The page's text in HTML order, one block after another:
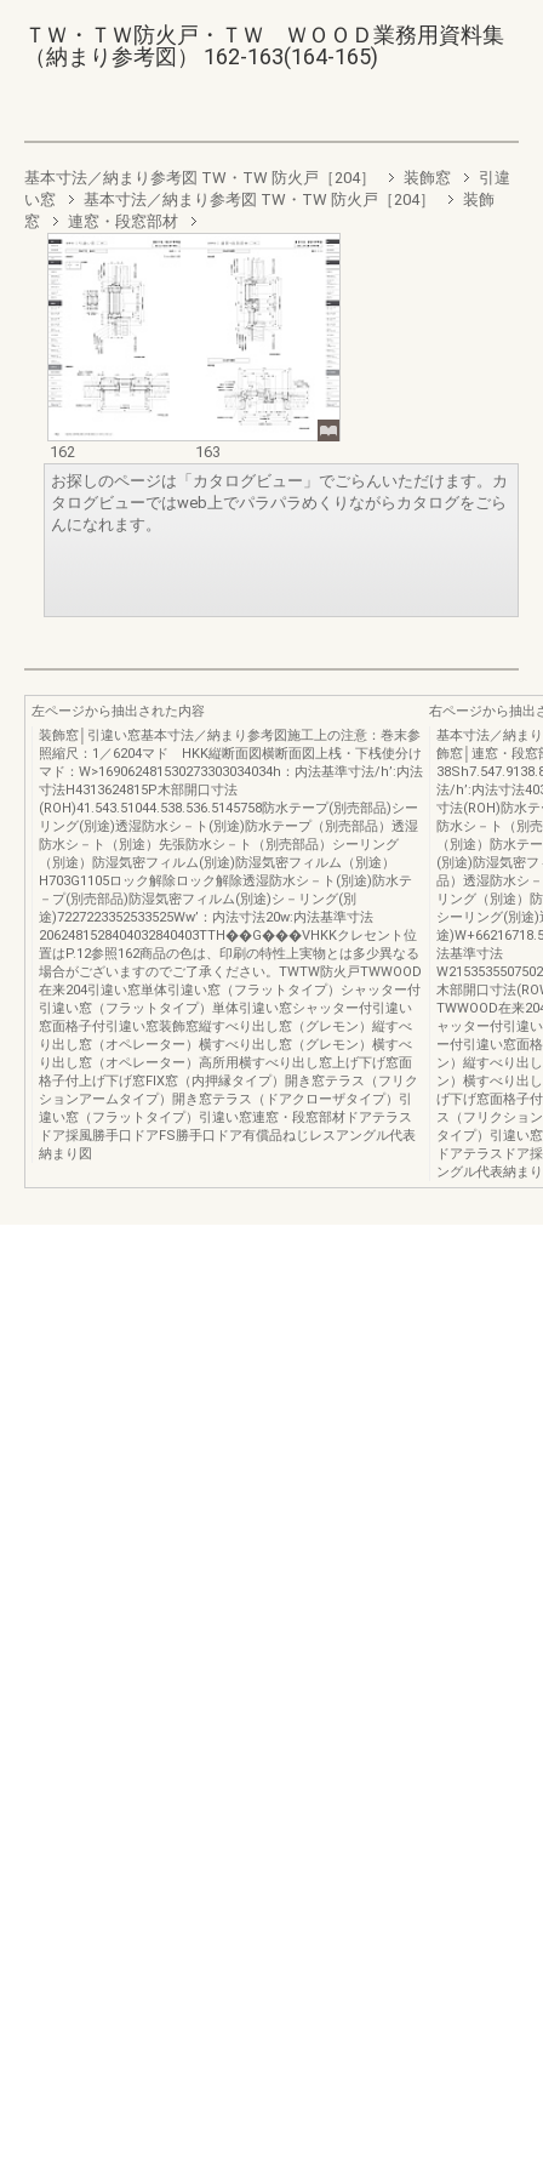
ＴＷ・ＴＷ防火戸・ＴＷ ＷＯＯＤ業務用資料集
（納まり参考図） 162-163(164-165)
基本寸法／納まり参考図 TW・TW 防火戸［204］ 装飾窓
引違
い窓
基本寸法／納まり参考図 TW・TW 防火戸［204］
装飾
窓
連窓・段窓部材
162
163
お探しのページは「カタログビュー」でごらんいただけます。カ
タログビューではweb上でパラパラめくりながらカタログをごら
んになれます。
左ページから抽出された内容
装飾窓│引違い窓基本寸法／納まり参考図施工上の注意：巻末参
照縮尺：1／6204マド HKK縦断面図横断面図上桟・下桟使分け
マド：W>169062481530273303034034h：内法基準寸法/h’:内法
寸法H4313624815P木部開口寸法
(ROH)41.543.51044.538.536.5145758防水テープ(別売部品)シー
リング(別途)透湿防水シ－ト(別途)防水テープ（別売部品）透湿
防水シ－ト（別途）先張防水シ－ト（別売部品）シーリング
（別途）防湿気密フィルム(別途)防湿気密フィルム（別途）
H703G1105ロック解除ロック解除透湿防水シ－ト(別途)防水テ
－プ(別売部品)防湿気密フィルム(別途)シ－リング(別
途)7227223352533525Ww’：内法寸法20w:内法基準寸法
2062481528404032840403TTH��G���VHKKクレセント位
置はP.12参照162商品の色は、印刷の特性上実物とは多少異なる
場合がございますのでご了承ください。TWTW防火戸TWWOOD
在来204引違い窓単体引違い窓（フラットタイプ）シャッター付
引違い窓（フラットタイプ）単体引違い窓シャッター付引違い
窓面格子付引違い窓装飾窓縦すべり出し窓（グレモン）縦すべ
り出し窓（オペレーター）横すべり出し窓（グレモン）横すべ
り出し窓（オペレーター）高所用横すべり出し窓上げ下げ窓面
格子付上げ下げ窓FIX窓（内押縁タイプ）開き窓テラス（フリク
ションアームタイプ）開き窓テラス（ドアクローザタイプ）引
違い窓（フラットタイプ）引違い窓連窓・段窓部材ドアテラス
ドア採風勝手口ドアFS勝手口ドア有償品ねじレスアングル代表
納まり図
右ページから抽出
基本寸法／納ま
飾窓│連窓・段窓
法/h’:内法寸法
寸法(ROH)防水
防水シ－ト（別
（別途）防水テ
(別途)防湿気密
品）透湿防水シ
リング（別途）
シーリング(別途
途
法基準寸法
木部開口寸法
TWWOOD在来
ャッター付引違
ー付引違い窓面
ン）縦すべり出
ン）横すべり出
げ下げ窓面格子
ス（フリクショ
タイプ）引違い
ドアテラスドア
ングル代表納ま